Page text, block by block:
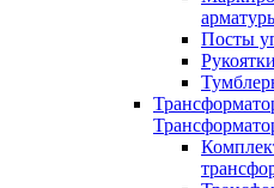
Посты